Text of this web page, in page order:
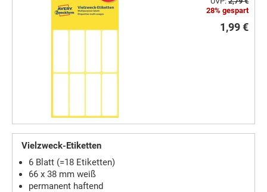
28% gespart
1,99 €
Vielzweck-Etiketten
6 Blatt (=18 Etiketten)
66 x 38 mm weiß
permanent haftend